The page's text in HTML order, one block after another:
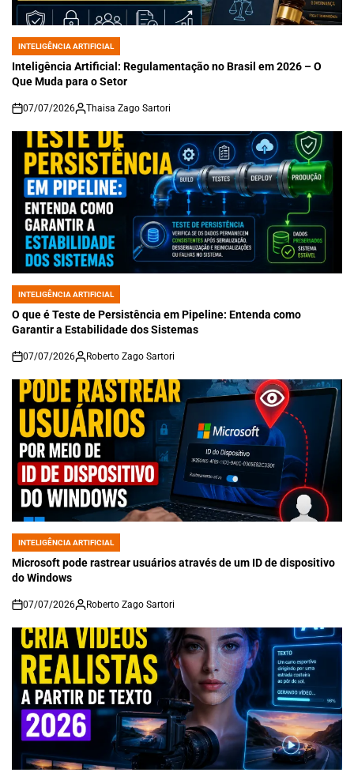
POSTED
IN
INTELIGÊNCIA ARTIFICIAL
Inteligência Artificial: Regulamentação no Brasil em 2026 – O
Que Muda para o Setor
on
07/07/2026 Thaisa Zago Sartori
POSTED
IN
INTELIGÊNCIA ARTIFICIAL
O que é Teste de Persistência em Pipeline: Entenda como
Garantir a Estabilidade dos Sistemas
on
07/07/2026 Roberto Zago Sartori
POSTED
IN
INTELIGÊNCIA ARTIFICIAL
Microsoft pode rastrear usuários através de um ID de dispositivo
do Windows
on
07/07/2026 Roberto Zago Sartori